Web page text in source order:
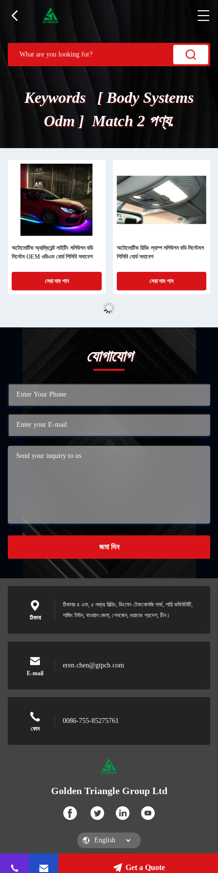
Keywords [ Body Systems
Odm ] Match 2 পণ্য.
অটোমোটিভ অ্যাম্বিয়েন্ট লাইটিং সলিউশন বডি
সিস্টেম OEM ওডিএম বোর্ড পিসিবি সমাবেশ
সেরা দাম পান
অটোমোটিভ রিডিং ল্যাম্প সলিউশন বডি সিস্টেমস
পিসিবি বোর্ড সমাবেশ
সেরা দাম পান
যোগাযোগ
জমা দিন
ঠিকানা
ঠিকানাঃ ৪ এফ, ৫ নম্বর বিল্ডিং, ডিংফেং টেকনোলজি পার্ক, শায়ি কমিউনিটি,
শাজিং টাউন, বাওয়ান জেলা, শেনজেন, গুয়াংডং প্রদেশ, চীন।
E-mail
eren.chen@gtpcb.com
ফোন
0086-755-85275761
Golden Triangle Group Ltd
Golden Triangle Group LtdGet a Quote